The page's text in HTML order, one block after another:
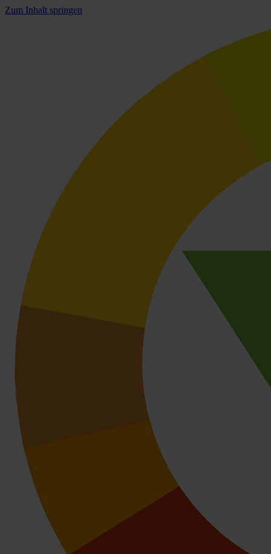
Zum Inhalt springen